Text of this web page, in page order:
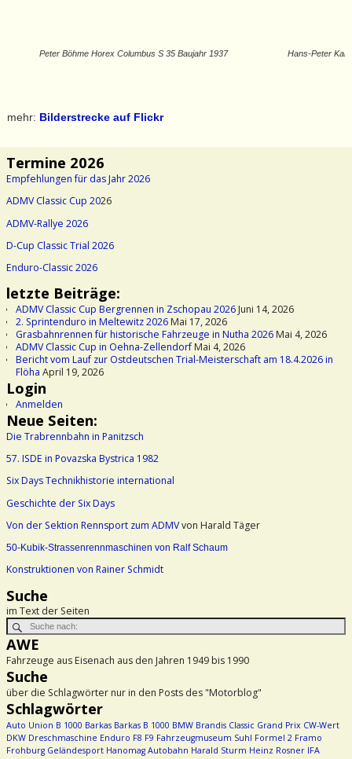
Peter Böhme Horex Columbus S 35 Baujahr 1937 Hans-Peter
mehr: Bilderstrecke auf Flickr
Termine 2026
Empfehlungen für das Jahr 2026
ADMV Classic Cup 2026
ADMV-Rallye 2026
D-Cup Classic Trial 2026
Enduro-Classic 2026
letzte Beiträge:
ADMV Classic Cup Bergrennen in Zschopau 2026Juni 14, 2026
2. Sprintenduro in Meltewitz 2026Mai 17, 2026
Grasbahnrennen für historische Fahrzeuge in Nutha 2026Mai 4, 2026
ADMV Classic Cup in Oehna-ZellendorfMai 4, 2026
Bericht vom Lauf zur Ostdeutschen Trial-Meisterschaft am 18.4.2026 in
Flöha April 19, 2026
Login
Anmelden
Neue Seiten:
Die Trabrennbahn in Panitzsch
57. ISDE in Povazska Bystrica 1982
Six Days Technikhistorie international
Geschichte der Six Days
Von der Sektion Rennsport zum ADMVvon Harald Täger
50-Kubik-Strassenrennmaschinen von Ralf Schaum
Konstruktionen von Rainer Schmidt
Suche
im Text der Seiten
AWE
Fahrzeuge aus Eisenach aus den Jahren 1949 bis 1990
Suche
über die Schlagwörter nur in den Posts des "Motorblog"
Schlagwörter
Auto Union B 1000 Barkas Barkas B 1000 BMW Brandis Classic Grand Prix CW-Wert
DKW Dreschmaschine Enduro F8 F9 Fahrzeugmuseum Suhl Formel 2 Framo
Frohburg Geländesport Hanomag Autobahn Harald Sturm Heinz Rosner IFA